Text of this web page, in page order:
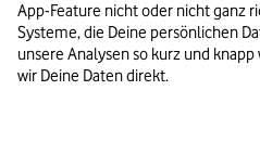
App-Feature nicht oder nicht ganz
Systeme, die Deine persönlichen
unsere Analysen so kurz und
wir Deine Daten direkt.